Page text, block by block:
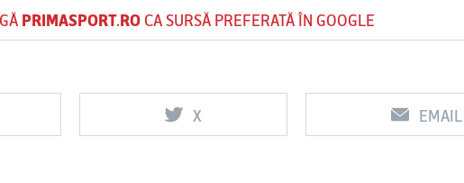
PRIMASPORT.ROCA SURSĂ PREFERATĂ ÎN GOOGLE
X EMAIL
UTA Arad
Vs
Rapid
Farul
Vs
Csikszereda